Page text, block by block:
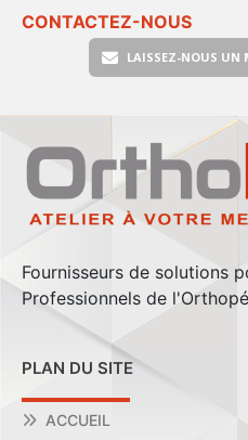
CONTACTEZ-NOUS
LAISSEZ-NOUS UN
Fournisseurs de solutions
Professionnels de
PLAN DU SITE
ACCUEIL